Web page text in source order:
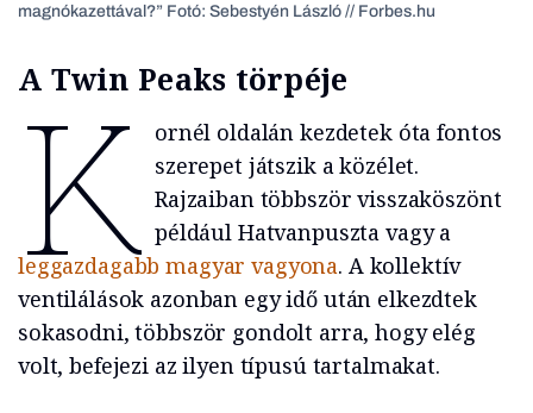
magnókazettával?” Fotó: Sebestyén László // Forbes.hu
A Twin Peaks törpéje
K
ornél oldalán kezdetek óta fontos
szerepet játszik a közélet.
Rajzaiban többször visszaköszönt
például Hatvanpuszta vagy a
leggazdagabb magyar vagyona. A kollektív
ventilálások azonban egy idő után elkezdtek
sokasodni, többször gondolt arra, hogy elég
volt, befejezi az ilyen típusú tartalmakat.